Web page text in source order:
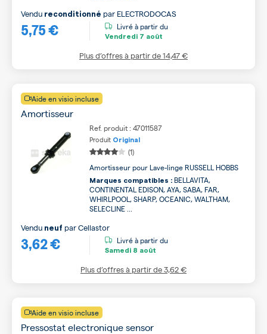
5,75 €
Vendu reconditionné par ELECTRODOCAS
Livré à partir du
Vendredi 7 août
Plus d’offres à partir de14,47 €
Aide en visio incluse
Amortisseur
Ref. produit : 47011587
Produit Original
(1)
Amortisseur pour Lave-linge RUSSELL HOBBS
Marques compatibles : BELLAVITA,
CONTINENTAL EDISON, AYA, SABA, FAR,
WHIRLPOOL, SHARP, OCEANIC, WALTHAM,
SELECLINE ...
3,62 €
Vendu neuf parCellastor
Livré à partir du
Samedi 8 août
Plus d’offres à partir de3,62 €
Aide en visio incluse
Pressostat electronique sensor